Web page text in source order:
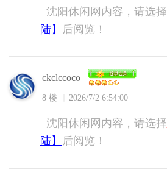
沈阳休闲网内容，请选择
陆】
后阅览！
ckclccoco
8 楼 2026/7/2 6:54:00
沈阳休闲网内容，请选择
陆】
后阅览！